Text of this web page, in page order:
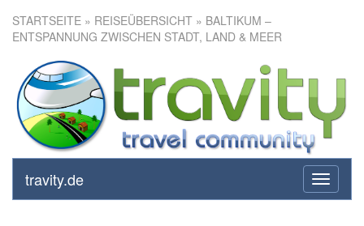
STARTSEITE » REISEÜBERSICHT » BALTIKUM –
ENTSPANNUNG ZWISCHEN STADT, LAND & MEER
toggle
travity.de
Baltikum – Entspannung
zwischen Stadt, Land & Meer